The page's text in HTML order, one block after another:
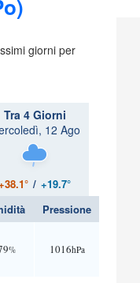
giorni per
Tra 4 Giorni
12 Ago
/ +19.7°
Pressione
% 1016hPa